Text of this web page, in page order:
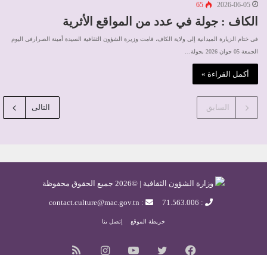
2026-06-05
65
الكاف : جولة في عدد من المواقع الأثرية
في ختام الزيارة الميدانية إلى ولاية الكاف، قامت وزيرة الشؤون الثقافية السيدة أمينة الصرارفي اليوم
الجمعة 05 جوان 2026 بجولة…
أكمل القراءة »
السابق التالى
وزارة الشؤون الثقافية | ©2026 جميع الحقوق محفوظة
: 71.563.006
: contact.culture@mac.gov.tn
خريطة الموقع إتصل بنا
فيسبوك تويتر يوتيوب انستقرام